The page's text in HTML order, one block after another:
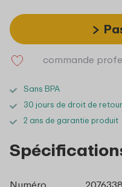
commande
Sans BPA
30 jours de droit de retour
2 ans de garantie produit
Numéro